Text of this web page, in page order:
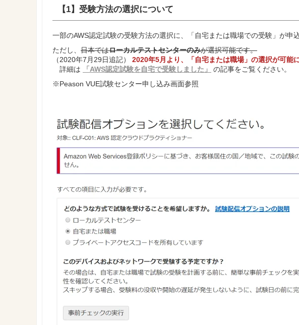
【1】受験方法の選択について
一部のAWS認定試験の受験方法の選択に、「自宅または職場での受験」が申
ただし、 日本ではローカルテストセンターのみが選択可能です。
（2020年7月29日追記）
2020年5月より、「自宅または職場」の選択が可能
詳細は
「AWS認定試験を自宅で受験しました」
の記事をご覧ください。
※Peason VUE試験センター申し込み画面参照